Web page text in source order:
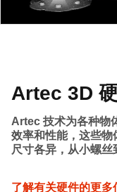
Artec 3D
Artec 技术为各种物
效率和性能，这些物
尺寸各异，从小螺丝
了解有关硬件的更多